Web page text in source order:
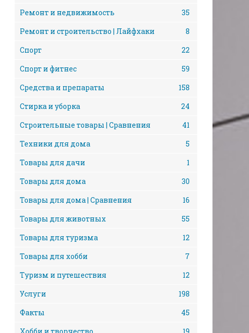
Ремонт и недвижимость
35
Ремонт и строительство | Лайфхаки
8
Спорт
22
Спорт и фитнес
59
Средства и препараты
158
Стирка и уборка
24
Строительные товары | Сравнения
41
Техники для дома
5
Товары для дачи
1
Товары для дома
30
Товары для дома | Сравнения
16
Товары для животных
55
Товары для туризма
12
Товары для хобби
7
Туризм и путешествия
12
Услуги
198
Факты
45